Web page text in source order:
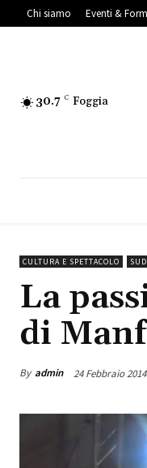
Chi siamo Eventi &
30.7 C Foggia
CULTURA E SPETTACOLO
La
di
By admin 24 Febbraio 2014